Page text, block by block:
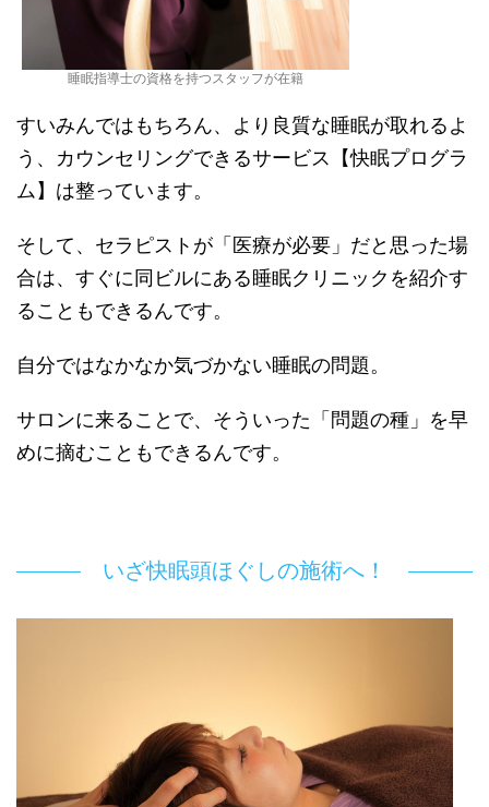
睡眠指導士の資格を持つスタッフが在籍
すいみんではもちろん、より良質な睡眠が取れるよ
う、カウンセリングできるサービス【快眠プログラ
ム】は整っています。
そして、セラピストが「医療が必要」だと思った場
合は、すぐに同ビルにある睡眠クリニックを紹介す
ることもできるんです。
自分ではなかなか気づかない睡眠の問題。
サロンに来ることで、そういった「問題の種」を早
めに摘むこともできるんです。
いざ快眠頭ほぐしの施術へ！